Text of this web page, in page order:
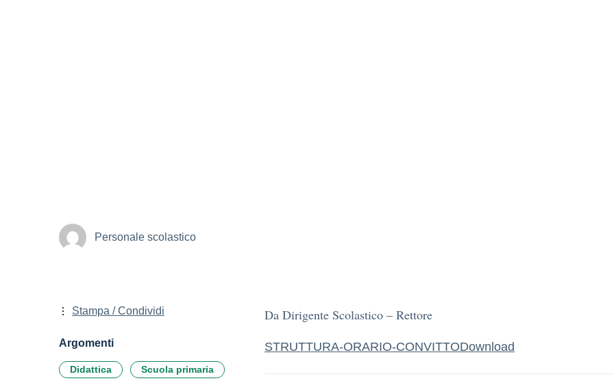
Personale scolastico
Da Dirigente Scolastico – Rettore
STRUTTURA-ORARIO-CONVITTODownload
Stampa / Condividi
Argomenti
Didattica Scuola primaria